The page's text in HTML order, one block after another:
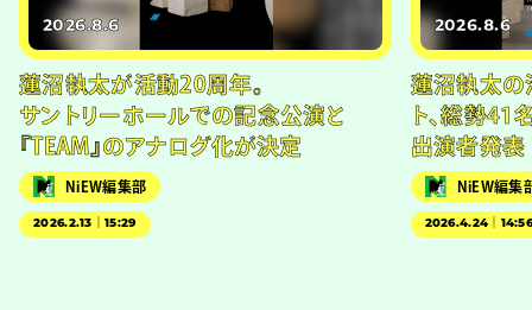
2026.8.6
蓮沼執太が活動20周年。
サントリーホールでの記念公演と
『TEAM』のアナログ化が決定
NiEW編集部
2026.2.13｜15:29
2026.8.6
蓮沼執太の
ト、総勢41
出演者発表
NiEW編集
2026.4.24｜